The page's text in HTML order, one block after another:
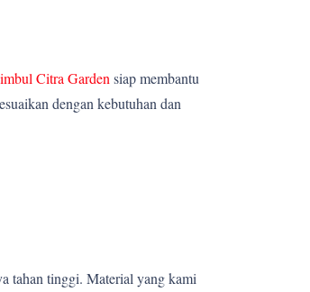
Citra Garden siap membantu
dengan kebutuhan dan
tahan tinggi. Material yang kami